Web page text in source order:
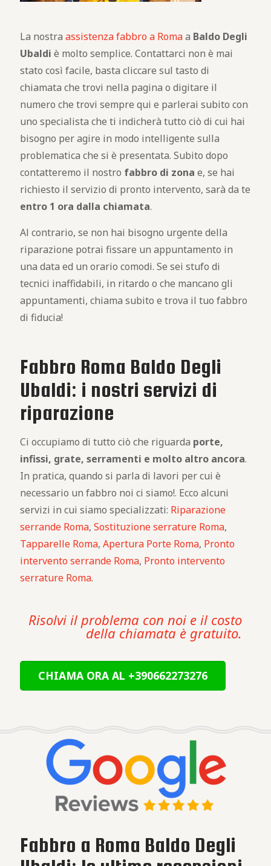
La nostra assistenza fabbro a Romaa Baldo Degli
Ubaldi è molto semplice. Contattarci non è mai
stato così facile, basta cliccare sul tasto di
chiamata che trovi nella pagina o digitare il
numero che trovi sempre qui e parlerai subito con
uno specialista che ti indicherà tutto ciò di cui hai
bisogno per agire in modo intelligente sulla
problematica che si è presentata. Subito dopo
contatteremo il nostro fabbro di zona e, se hai
richiesto il servizio di pronto intervento, sarà da te
entro 1 ora dalla chiamata.
Al contrario, se non hai bisogno urgente della
riparazione potrai fissare un appuntamento in
una data ed un orario comodi. Se sei stufo di
tecnici inaffidabili, in ritardo o che mancano gli
appuntamenti, chiama subito e trova il tuo fabbro
di fiducia!
Fabbro Roma Baldo Degli
Ubaldi: i nostri servizi di
riparazione
Ci occupiamo di tutto ciò che riguarda porte,
infissi, grate, serramenti e molto altro ancora.
In pratica, quando si parla di lavori per cui è
necessario un fabbro noi ci siamo!. Ecco alcuni
servizi in cui siamo specializzati: Riparazione
serrande Roma, Sostituzione serrature Roma,
Tapparelle Roma, Apertura Porte Roma, Pronto
intervento serrande Roma, Pronto intervento
serrature Roma.
Risolvi il problema con noi e il costo
della chiamata è gratuito.
CHIAMA ORA AL +390662273276
Fabbro a Roma Baldo Degli